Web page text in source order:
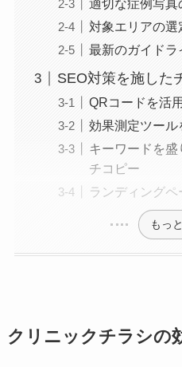
適切な症例写真
対象エリアの選
最新のガイドラ
SEO対策を施した
QRコードを活
効果測定ツー
キーワードを
チコピー
ランディング
もっ
クリニックチラシの